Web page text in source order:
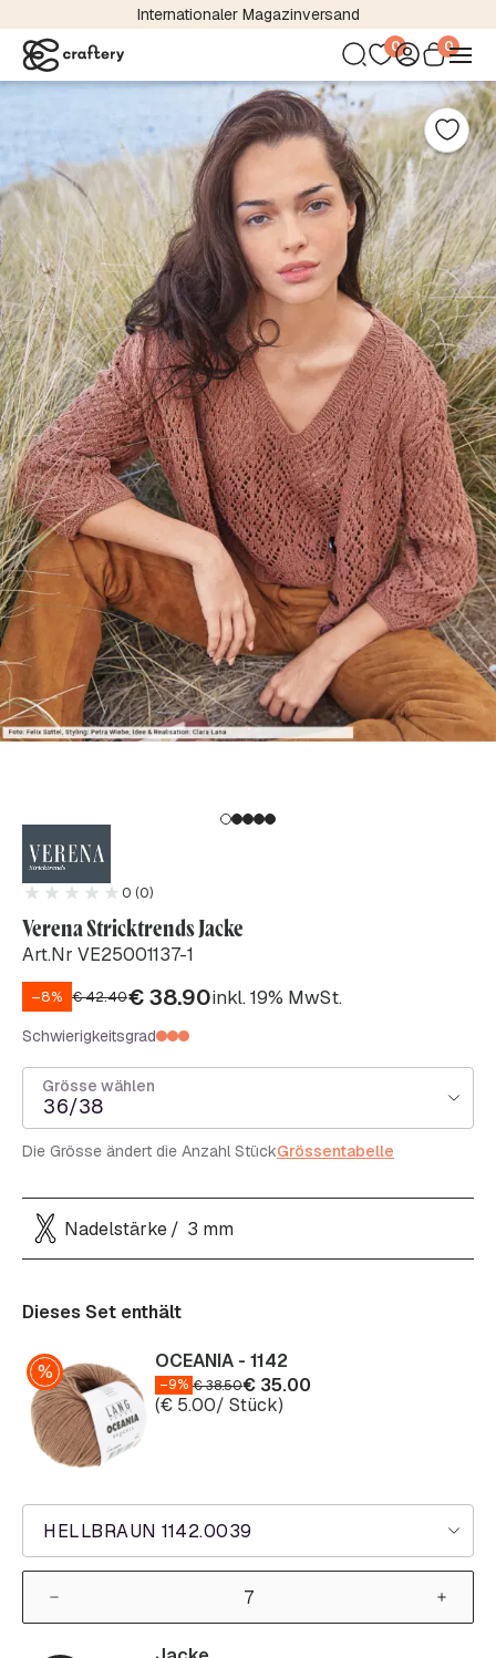
Internationaler Magazinversand
0 0
0 (0)
Verena Stricktrends Jacke
Art.Nr VE25001137-1
–8% €42.40€38.90inkl. 19% MwSt.
Schwierigkeitsgrad
Grösse wählen
36/38
Die Grösse ändert die Anzahl StückGrössentabelle
Nadelstärke 3 mm
Dieses Set enthält
HELLBRAUN 1142.0039
OCEANIA - 1142
–9% €38.50€ 35.00
(€ 5.00/ Stück)